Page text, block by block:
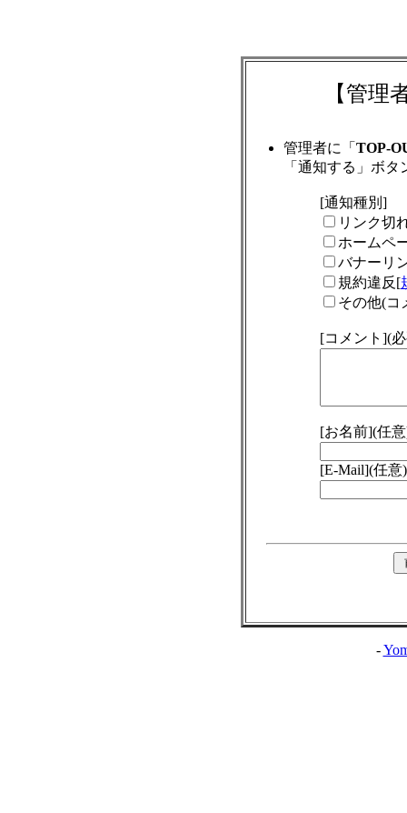
【管理
管理者に「 TOP-
「通知する」ボ
[通知種別]
リンク切
ホームペ
バナーリ
規約違反[
その他(コ
[コメント](
[お名前](任
[E-Mail](任意)
-